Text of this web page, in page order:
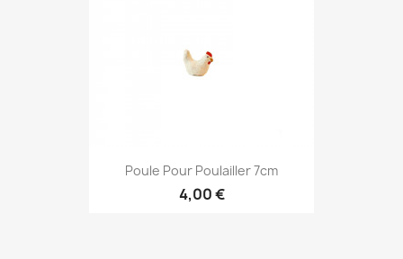
Poule Pour Poulailler 7cm
4,00 €